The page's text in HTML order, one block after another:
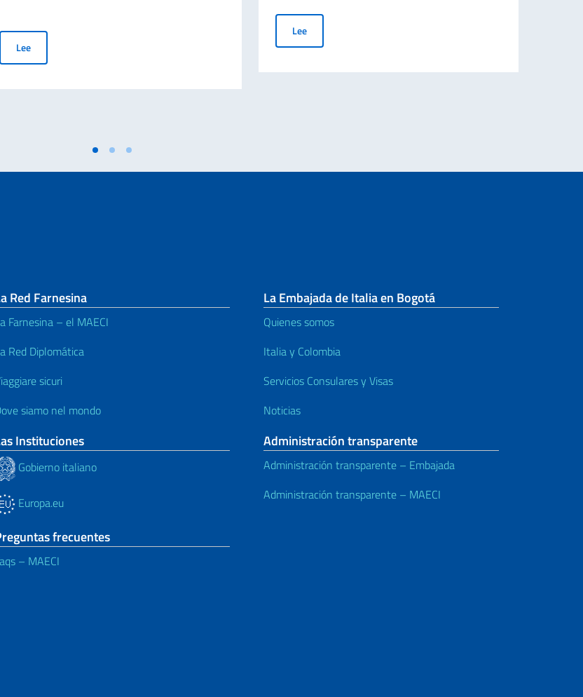
de la tragedia de Marcinelle
LeeDía de pasaportes en Cali 12 de agosto de 2026
LeeCANDIDATOS GANADORES DE LAS BECAS M.A.E.C.I. 2026/2027
Red Farnesina
Farnesina – el MAECI
Red Diplomática
sicuri
siamo nel mondo
Instituciones
Gobierno italiano
Europa.eu
frecuentes
– MAECI
La Embajada de Italia en Bogotá
Quienes somos
Italia y Colombia
Servicios Consulares y Visas
Noticias
Administración transparente
Administración transparente – Embajada
Administración transparente – MAECI